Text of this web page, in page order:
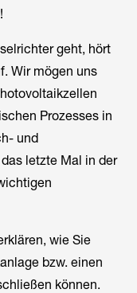
geht, hört
Wir mögen uns
Prozesses in
und
letzte Mal in der
wie Sie
bzw. einen
können.